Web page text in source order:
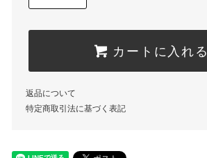
カートに入れる
返品について
特定商取引法に基づく表記